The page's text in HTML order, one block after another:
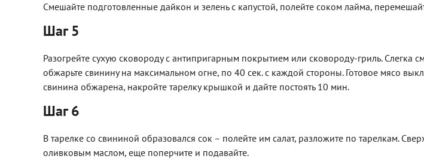
Смешайте подготовленные дайкон и зелень с капустой, полейте соком лайма,
Шаг 5
Разогрейте сухую сковороду с антипригарным покрытием или сковороду-гриль. Слегка
обжарьте свинину на максимальном огне, по 40 сек. с каждой стороны. Готовое мясо
свинина обжарена, накройте тарелку крышкой и дайте постоять 10 мин.
Шаг 6
В тарелке со свининой образовался сок – полейте им салат, разложите по тарелкам.
оливковым маслом, еще поперчите и подавайте.